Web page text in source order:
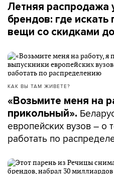
Летняя распродажа
брендов: где
вещи со скидками
КАК ВЫ ТАМ ЖИВЕТЕ?
«Возьмите меня на
прикольный».
европейских вузов – о
работать по